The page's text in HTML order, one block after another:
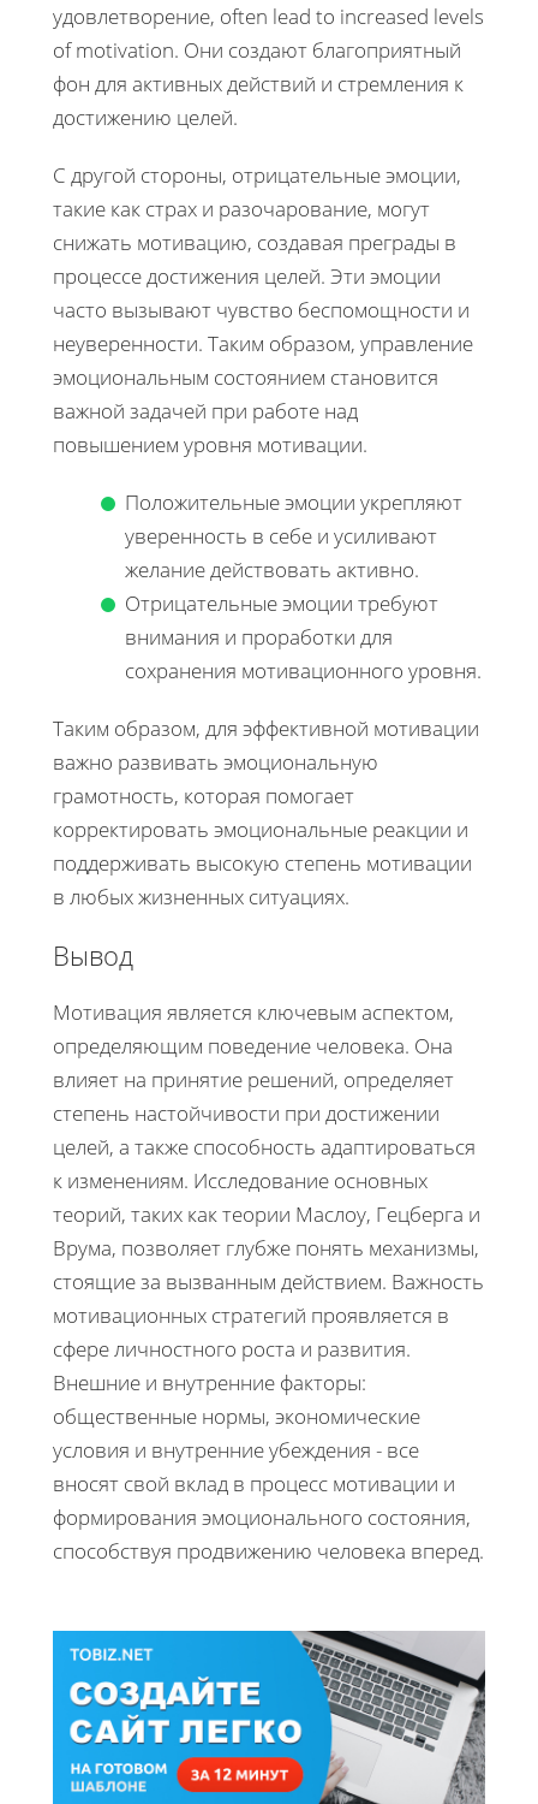
удовлетворение, often lead to increased levels
of motivation. Они создают благоприятный
фон для активных действий и стремления к
достижению целей.
С другой стороны, отрицательные эмоции,
такие как страх и разочарование, могут
снижать мотивацию, создавая преграды в
процессе достижения целей. Эти эмоции
часто вызывают чувство беспомощности и
неуверенности. Таким образом, управление
эмоциональным состоянием становится
важной задачей при работе над
повышением уровня мотивации.
Положительные эмоции укрепляют
уверенность в себе и усиливают
желание действовать активно.
Отрицательные эмоции требуют
внимания и проработки для
сохранения мотивационного уровня.
Таким образом, для эффективной мотивации
важно развивать эмоциональную
грамотность, которая помогает
корректировать эмоциональные реакции и
поддерживать высокую степень мотивации
в любых жизненных ситуациях.
Вывод
Мотивация является ключевым аспектом,
определяющим поведение человека. Она
влияет на принятие решений, определяет
степень настойчивости при достижении
целей, а также способность адаптироваться
к изменениям. Исследование основных
теорий, таких как теории Маслоу, Гецберга и
Врума, позволяет глубже понять механизмы,
стоящие за вызванным действием. Важность
мотивационных стратегий проявляется в
сфере личностного роста и развития.
Внешние и внутренние факторы:
общественные нормы, экономические
условия и внутренние убеждения - все
вносят свой вклад в процесс мотивации и
формирования эмоционального состояния,
способствуя продвижению человека вперед.